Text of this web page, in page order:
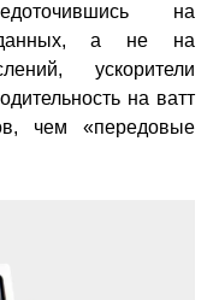
на
данных, а не на
ускорители
на ватт
чем «передовые